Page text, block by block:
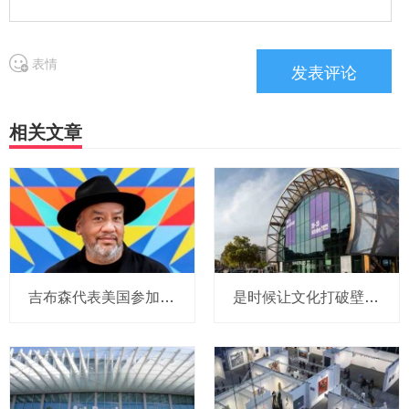
表情
相关文章
吉布森代表美国参加威尼斯双年展 是时候让文化打破壁垒了！